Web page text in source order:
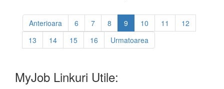
Anterioara 6 7 8 9 10 11
12
13
14 15 16 Urmatoarea
MyJob Linkuri Utile: